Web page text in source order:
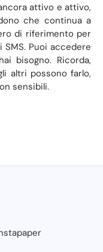
attivo e attivo,
che continua a
di riferimento per
Puoi accedere
bisogno. Ricorda,
altri possono farlo,
sensibili.